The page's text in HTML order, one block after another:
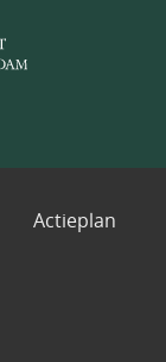
Actieplan